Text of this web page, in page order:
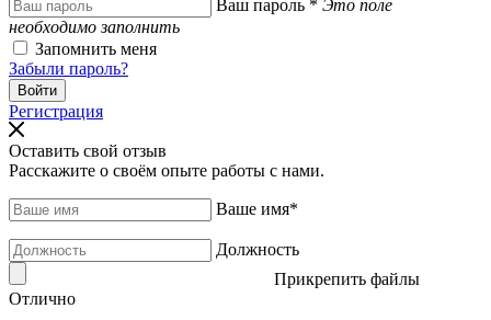
Ваш пароль * Это поле
необходимо заполнить
Запомнить меня
Забыли пароль?
Регистрация
Оставить свой отзыв
Расскажите о своём опыте работы с нами.
Ваше имя*
Должность
Прикрепить файлы
Отлично